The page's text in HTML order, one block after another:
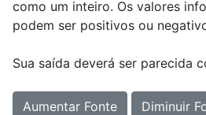
como um inteiro. Os valores
podem ser positivos ou
Sua saída deverá ser parecida
Aumentar Fonte Diminuir